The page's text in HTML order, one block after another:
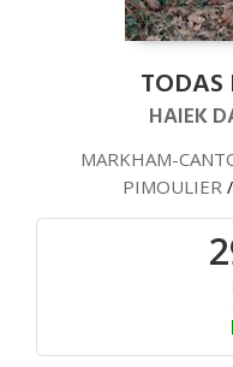
TODAS
HAIEK
MARKHAM-
PIMOULIER /